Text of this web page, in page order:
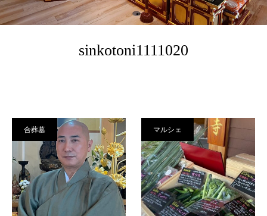
sinkotoni1111020
合葬墓 マルシェ